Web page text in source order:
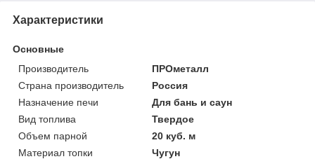
Характеристики
Основные
Производитель
ПРОметалл
Страна производитель
Россия
Назначение печи
Для бань и саун
Вид топлива
Твердое
Объем парной
20 куб. м
Материал топки
Чугун